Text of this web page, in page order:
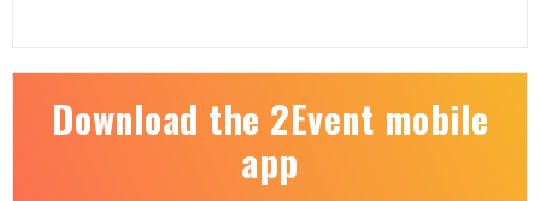
общение в узком кругу. «Белояр» — современное
Количество мест на бизнес-завтраке ограничено.
https://forum.kongress-pro.ru/
Присоединяйтесь к Форуму, который задает
Download the 2Event mobile
app